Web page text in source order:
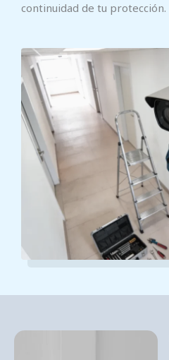
continuidad de tu protección.